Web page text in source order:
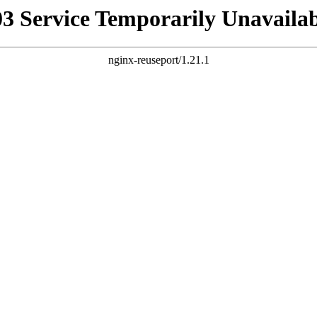
Service Temporarily
nginx-reuseport/1.21.1